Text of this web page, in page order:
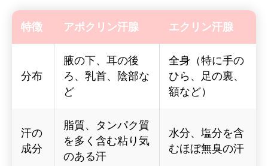
特徴 アポクリン汗腺 エクリン汗腺
分布
腋の下、耳の後
ろ、乳首、陰部な
ど
全身（特に手の
ひら、足の裏、
額など）
汗の
成分
脂質、タンパク質
を多く含む粘り気
のある汗
水分、塩分を含
むほぼ無臭の汗